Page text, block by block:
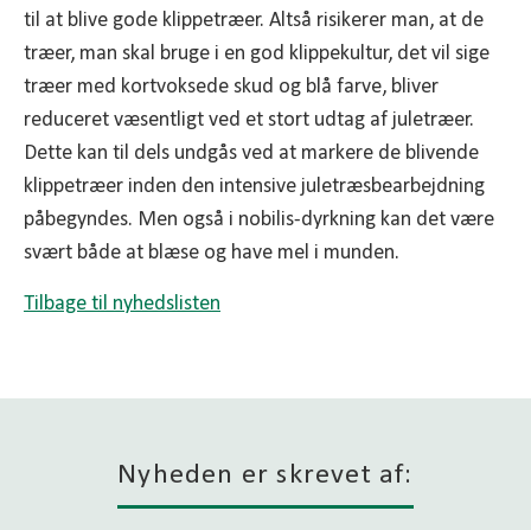
til at blive gode klippetræer. Altså risikerer man, at de
træer, man skal bruge i en god klippekultur, det vil sige
træer med kortvoksede skud og blå farve, bliver
reduceret væsentligt ved et stort udtag af juletræer.
Dette kan til dels undgås ved at markere de blivende
klippetræer inden den intensive juletræsbearbejdning
påbegyndes. Men også i nobilis-dyrkning kan det være
svært både at blæse og have mel i munden.
Tilbage til nyhedslisten
Nyheden er skrevet af: